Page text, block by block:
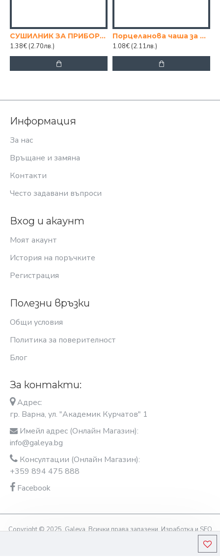
СУШИЛНИК ЗА ПРИБОРИ С ДРЪЖКА
1.38€ (2.70лв.)
Порцеланова чаша за кафе/чай "Цвете"
1.08€ (2.11лв.)
Информация
За нас
Връщане и замяна
Контакти
Често задавани въпроси
Вход и акаунт
Моят акаунт
История на поръчките
Регистрация
Полезни връзки
Общи условия
Политика за поверителност
Блог
За контакти:
Адрес:
гр. Варна, ул. "Академик Курчатов" 1
Имейл адрес (Онлайн Магазин):
info@galeya.bg
Консултации (Онлайн Магазин):
+359 894 475 888
Facebook
Copyright © 2025, Galeya, Всички права запазени. Изработка и SEO